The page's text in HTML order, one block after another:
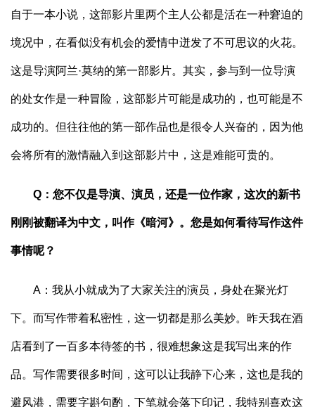
自于一本小说，这部影片里两个主人公都是活在一种窘迫的
境况中，在看似没有机会的爱情中迸发了不可思议的火花。
这是导演阿兰·莫纳的第一部影片。其实，参与到一位导演
的处女作是一种冒险，这部影片可能是成功的，也可能是不
成功的。但往往他的第一部作品也是很令人兴奋的，因为他
会将所有的激情融入到这部影片中，这是难能可贵的。
Q：您不仅是导演、演员，还是一位作家，这次的新书
刚刚被翻译为中文，叫作《暗河》。您是如何看待写作这件
事情呢？
A：我从小就成为了大家关注的演员，身处在聚光灯
下。而写作带着私密性，这一切都是那么美妙。昨天我在酒
店看到了一百多本待签的书，很难想象这是我写出来的作
品。写作需要很多时间，这可以让我静下心来，这也是我的
避风港，需要字斟句酌，下笔就会落下印记，我特别喜欢这